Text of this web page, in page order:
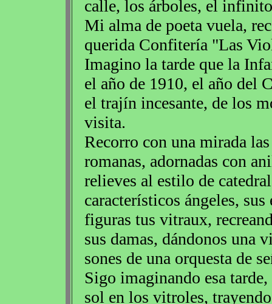
calle, los árboles, el
Mi alma de poeta vuela,
querida Confitería "Las
Imagino la tarde que la
el año de 1910, el año del
el trajín incesante, de los
visita.
Recorro con una mirada
romanas, adornadas con
relieves al estilo de
característicos ángeles,
figuras tus vitraux,
sus damas, dándonos una
sones de una orquesta de
Sigo imaginando esa
sol en los vitroles,